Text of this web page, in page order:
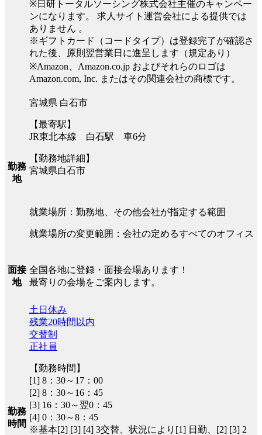
※日研トータルソーシング株式会社主催のキャンペー
ンになります。 求人サイト運営会社による提供では
ありません 。
※ギフトカード（コードタイプ）は登録完了が確認さ
れた後、原則翌営業日に進呈します（規定あり）
※Amazon、Amazon.co.jp およびそれらのロゴは
Amazon.com, Inc. またはその関連会社の商標です。
勤務
地
宮城県 白石市
【最寄駅】
JR東北本線 白石駅 車6分
【勤務地詳細】
宮城県白石市
就業場所：勤務地、その他会社が指定する範囲
就業場所の変更範囲：会社の定めるすべてのオフィス
面接
地
全国各地に登録・面接会場あります！
最寄りの会場をご案内します。
勤務
時間
土日休み
残業20時間以内
交替制
正社員
【勤務時間】
[1] 8：30～17：00
[2] 8：30～16：45
[3] 16：30～翌0：45
[4] 0：30～8：45
※基本[2] [3] [4] 3交替、状況により[1] 日勤、[2] [3] 2